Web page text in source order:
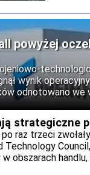
powyżej
wynik
odnotowano we
wyraźnie
strategiczne
raz trzeci
Technology
obszarach